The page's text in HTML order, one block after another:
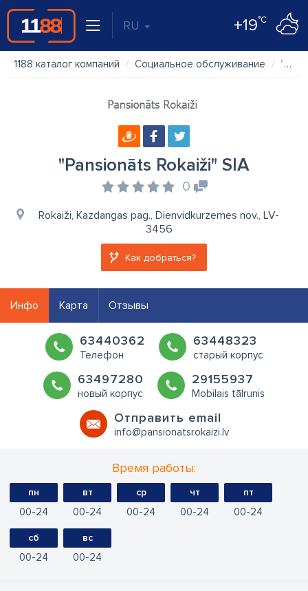
RU +19°C
1188 каталог компаний Социальное обслуживание "Pansionāts Rokaiži" SIA
"Pansionāts Rokaiži" SIA
0
Rokaiži, Kazdangas pag., Dienvidkurzemes nov., LV-
3456
Как добраться?
Инфо Карта Отзывы
63440362
Телефон
63448323
старый корпус
63497280
новый корпус
29155937
Mobilais tālrunis
Oтправить email
info@pansionatsrokaizi.lv
Время работы:
пн
00 24
вт
00 24
ср
00 24
чт
00 24
пт
00 24
сб
00 24
вс
00 24